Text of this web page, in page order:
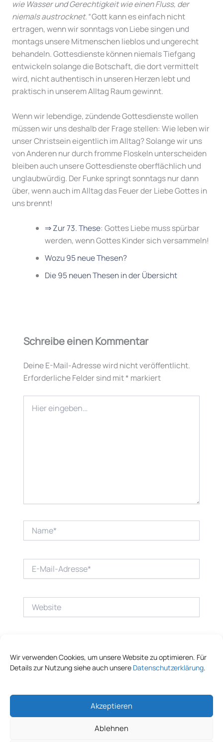
Wir verwenden Cookies, um unsere Website zu optimieren. Für
Details zur Nutzung siehe auch unsere Datenschutzerklärung.
Akzeptieren
Ablehnen
wie Wasser und Gerechtigkeit wie einen Fluss, der
niemals austrocknet.“Gott kann es einfach nicht
ertragen, wenn wir sonntags von Liebe singen und
montags unsere Mitmenschen lieblos und ungerecht
behandeln. Gottesdienste können niemals Tiefgang
entwickeln solange die Botschaft, die dort vermittelt
wird, nicht authentisch in unseren Herzen lebt und
praktisch in unserem Alltag Raum gewinnt.
Wenn wir lebendige, zündende Gottesdienste wollen
müssen wir uns deshalb der Frage stellen: Wie leben wir
unser Christsein eigentlich im Alltag? Solange wir uns
von Anderen nur durch fromme Floskeln unterscheiden
bleiben auch unsere Gottesdienste oberflächlich und
unglaubwürdig. Der Funke springt sonntags nur dann
über, wenn auch im Alltag das Feuer der Liebe Gottes in
uns brennt!
⇒ Zur 73. These: Gottes Liebe muss spürbar
werden, wenn Gottes Kinder sich versammeln!
Wozu 95 neue Thesen?
Die 95 neuen Thesen in der Übersicht
Schreibe einen Kommentar
Deine E-Mail-Adresse wird nicht veröffentlicht.
Erforderliche Felder sind mit* markiert
eingeben…
Mail-